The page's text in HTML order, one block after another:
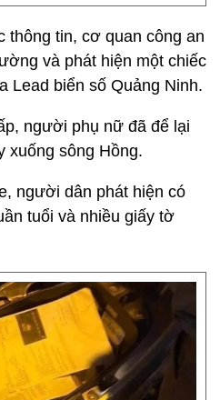
thông tin, cơ quan công an
và phát hiện một chiếc
Lead biển số Quảng Ninh.
người phụ nữ đã để lại
xuống sông Hồng.
người dân phát hiện có
tuổi và nhiều giấy tờ